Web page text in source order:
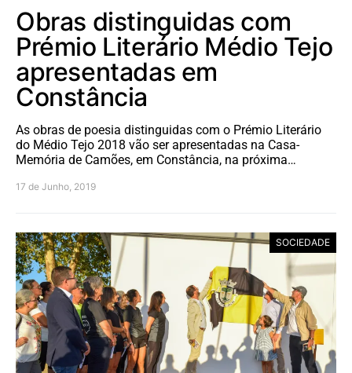
Obras distinguidas com
Prémio Literário Médio Tejo
apresentadas em
Constância
As obras de poesia distinguidas com o Prémio Literário
do Médio Tejo 2018 vão ser apresentadas na Casa-
Memória de Camões, em Constância, na próxima…
17 de Junho, 2019
SOCIEDADE